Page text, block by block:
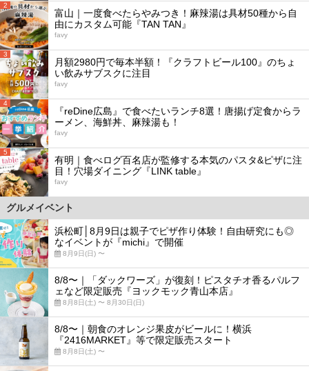
2
富山｜一度食べたらやみつき！麻辣湯は具材50種から自
由にカスタム可能『TAN TAN』
favy
3
月額2980円で毎本半額！『クラフトビール100』のちょ
い飲みサブスクに注目
favy
4
『reDine広島』で食べたいランチ8選！唐揚げ定食からラ
ーメン、海鮮丼、麻辣湯も！
favy
5
有明｜食べログ百名店が監修する本気のパスタ&ピザに注
目！穴場ダイニング『LINK table』
favy
グルメイベント
浜松町│8月9日は親子でピザ作り体験！自由研究にも◎
なイベントが『michi』で開催
8月9日(日) 〜
8/8〜｜「ダックワーズ」が復刻！ピスタチオ香るパルフ
ェなど限定販売『ヨックモック青山本店』
8月8日(土) 〜 8月30日(日)
8/8〜｜朝食のオレンジ果皮がビールに！横浜
『2416MARKET』等で限定販売スタート
8月8日(土) 〜